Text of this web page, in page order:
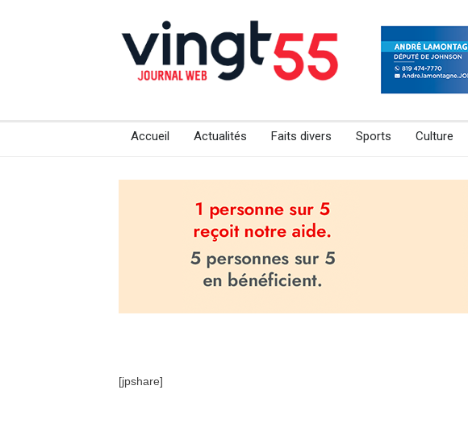
Accueil Actualités Faits divers Sports Culture
[jpshare]